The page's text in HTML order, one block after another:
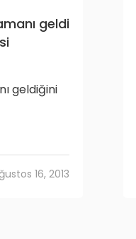
geldi
geldiğini
16, 2013